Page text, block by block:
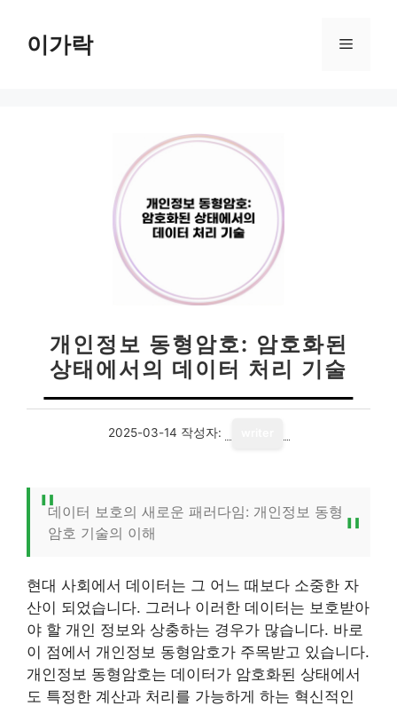
이가락 메
개인정보 동형암호: 암호화된
상태에서의 데이터 처리 기술
2025-03-14 작성자:
데이터 보호의 새로운 패러다임: 개인정보 동형
암호 기술의 이해
현대 사회에서 데이터는 그 어느 때보다 소중한 자
산이 되었습니다. 그러나 이러한 데이터는 보호받아
야 할 개인 정보와 상충하는 경우가 많습니다. 바로
이 점에서 개인정보 동형암호가 주목받고 있습니다.
개인정보 동형암호는 데이터가 암호화된 상태에서
도 특정한 계산과 처리를 가능하게 하는 혁신적인